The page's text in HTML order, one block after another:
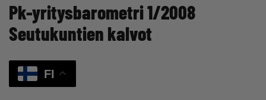
Pk-yritysbarometri 1/2008
Seutukuntien kalvot
FI